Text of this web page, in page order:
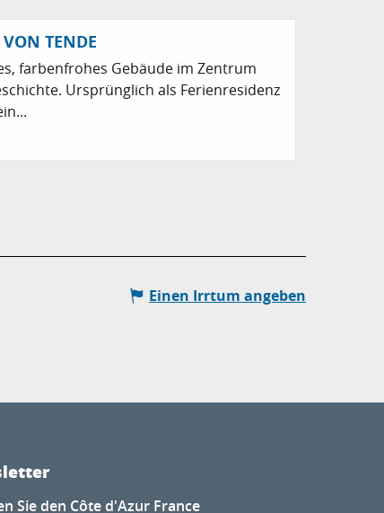
TENDE
farbenfrohes Gebäude im Zentrum
Ursprünglich als Ferienresidenz
Einen Irrtum angeben
Sie den Côte d'Azur France